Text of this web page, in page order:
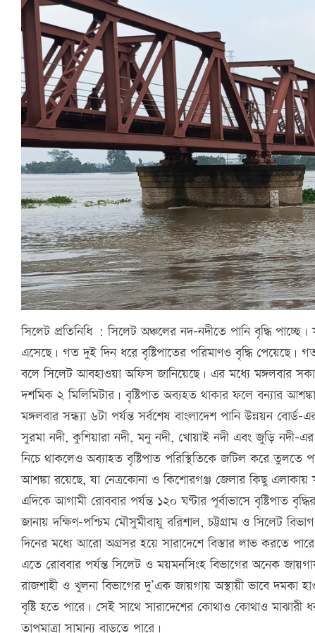
সিলেট প্রতিনিধি : সিলেট অঞ্চলের নদ-নদীতে পানি বৃদ্ধি
এসেছে। গত দুই দিন ধরে বৃষ্টিপাতের পরিমাণও বৃদ্ধি পেয়েছে।
বলে সিলেট আবহাওয়া অফিস জানিয়েছে। এর মধ্যে মঙ্গলবার
দশমিক ২ মিলিমিটার। বৃষ্টিপাত অব্যহত থাকার ফলে বন্যার
মঙ্গলবার সন্ধ্যা ৬টা পর্যন্ত সর্বশেষ বাংলাদেশ পানি উন্নয়ন
সুরমা নদী, কুশিয়ারা নদী, মনু নদী, খোয়াই নদী এবং জুড়ি নদী-এর
নিচে থাকলেও অব্যাহত বৃষ্টিপাত পরিস্থিতিকে জটিল করে
আশঙ্কা রয়েছে, যা নেত্রকোনা ও কিশোরগঞ্জ জেলার কিছু
এদিকে আগামী রোববার পর্যন্ত ১২০ ঘণ্টার পূর্বাভাসে বৃষ্টিপাত
জানায় দক্ষিণ-পশ্চিম মৌসুমীবায়ু বরিশাল, চট্টগ্রাম ও সিলেট
দিনের মধ্যে আরো অগ্রসর হয়ে সারাদেশে বিস্তার লাভ করতে
এতে রোববার পর্যন্ত সিলেট ও ময়মনসিংহ বিভাগের অনেক
রাজশাহী ও খুলনা বিভাগের দু’এক জায়গায় অস্থায়ী ভাবে দমকা
বৃষ্টি হতে পারে। সেই সাথে সারাদেশের কোথাও কোথাও মাঝারী
তাপমাত্রা সামান্য বাড়তে পারে।